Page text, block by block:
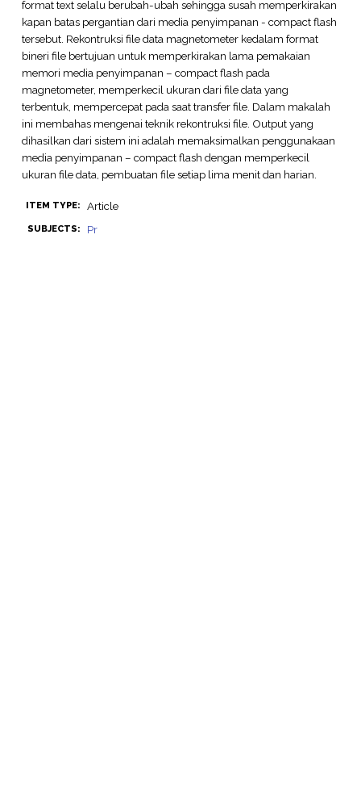
format text selalu berubah-ubah sehingga susah memperkirakan
kapan batas pergantian dari media penyimpanan - compact flash
tersebut. Rekontruksi file data magnetometer kedalam format
bineri file bertujuan untuk memperkirakan lama pemakaian
memori media penyimpanan – compact flash pada
magnetometer, memperkecil ukuran dari file data yang
terbentuk, mempercepat pada saat transfer file. Dalam makalah
ini membahas mengenai teknik rekontruksi file. Output yang
dihasilkan dari sistem ini adalah memaksimalkan penggunakaan
media penyimpanan – compact flash dengan memperkecil
ukuran file data, pembuatan file setiap lima menit dan harian.
ITEM TYPE: Article
SUBJECTS: Pr